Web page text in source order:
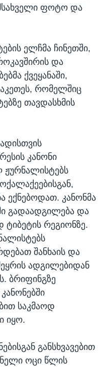
ფოტო და
ელჩმა ჩინეთში,
და
ქვეყანაში,
რომელშიც
თავდასხმის
კანონი
ექნებოდათ. კანონმა
გადაადგილება და
რეგიონზე.
შანხაის და
ადგილებიდან
ბრიფინგზე
საკმაოდ
იყო.
განსხვავებით
ოცი წლის